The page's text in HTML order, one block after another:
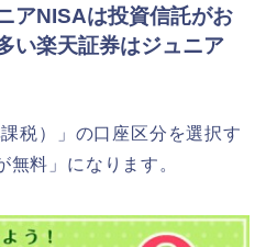
アNISAは投資信託がお
い楽天証券はジュニア
税）」の口座区分を選択す
無料」になります。